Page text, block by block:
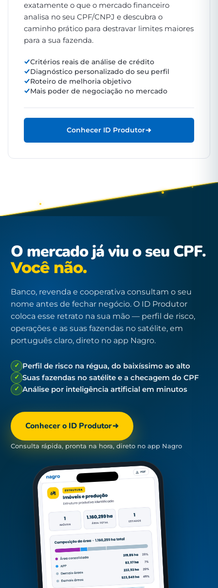
exatamente o que o mercado financeiro
analisa no seu CPF/CNPJ e descubra o
caminho prático para destravar limites maiores
para a sua fazenda.
Critérios reais de análise de crédito
Diagnóstico personalizado do seu perfil
Roteiro de melhoria objetivo
Mais poder de negociação no mercado
Conhecer ID Produtor
O mercado já viu o seu CPF.
Você não.
Banco, revenda e cooperativa consultam o seu
nome antes de fechar negócio. O ID Produtor
coloca esse retrato na sua mão — perfil de risco,
operações e as suas fazendas no satélite, em
português claro, direto no app Nagro.
✓ Perfil de risco na régua, do baixíssimo ao alto
✓ Suas fazendas no satélite e a checagem do CPF
✓ Análise por inteligência artificial em minutos
Conhecer o ID Produtor
Consulta rápida, pronta na hora, direto no app Nagro